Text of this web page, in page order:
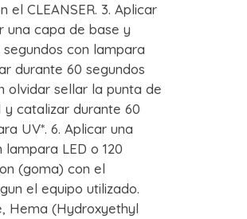
CLEANSER. 3. Aplicar
una capa de base y
con lampara
durante 60 segundos
olvidar sellar la punta de
y catalizar durante 60
UV*. 6. Aplicar una
LED o 120
(goma) con el
el equipo utilizado.
Hema (Hydroxyethyl